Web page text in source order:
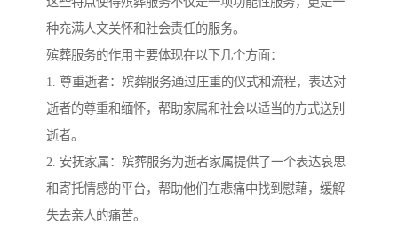
种充满人文关怀和社会责任的服务。
殡葬服务的作用主要体现在以下几个方面：
1. 尊重逝者：殡葬服务通过庄重的仪式和流程，表达对
逝者的尊重和缅怀，帮助家属和社会以适当的方式送别
逝者。
2. 安抚家属：殡葬服务为逝者家属提供了一个表达哀思
和寄托情感的平台，帮助他们在悲痛中找到慰藉，缓解
失去亲人的痛苦。